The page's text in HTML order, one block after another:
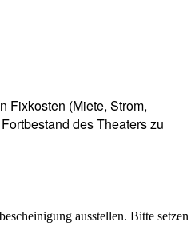
Fixkosten (Miete, Strom,
des Theaters zu
ausstellen. Bitte setzen